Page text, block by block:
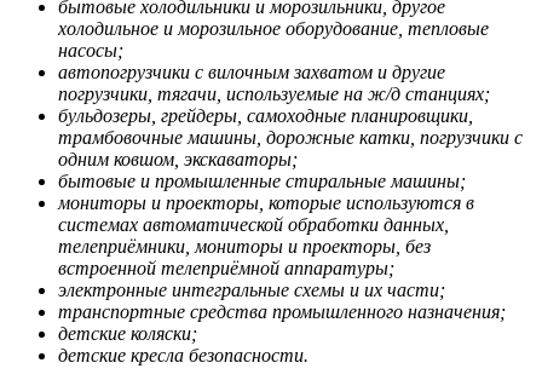
бытовые холодильники и морозильники, другое
холодильное и морозильное оборудование, тепловые
насосы;
автопогрузчики с вилочным захватом и другие
погрузчики, тягачи, используемые на ж/д станциях;
бульдозеры, грейдеры, самоходные планировщики,
трамбовочные машины, дорожные катки, погрузчики с
одним ковшом, экскаваторы;
бытовые и промышленные стиральные машины;
мониторы и проекторы, которые используются в
системах автоматической обработки данных,
телеприёмники, мониторы и проекторы, без
встроенной телеприёмной аппаратуры;
электронные интегральные схемы и их части;
транспортные средства промышленного назначения;
детские коляски;
детские кресла безопасности.